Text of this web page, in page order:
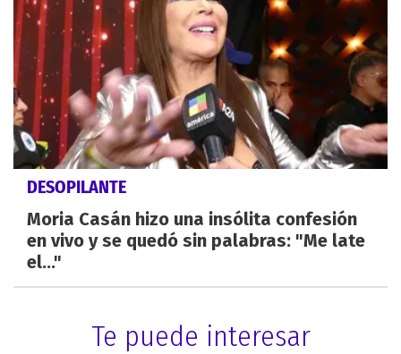
DESOPILANTE
Moria Casán hizo una insólita confesión
en vivo y se quedó sin palabras: "Me late
el..."
Te puede interesar